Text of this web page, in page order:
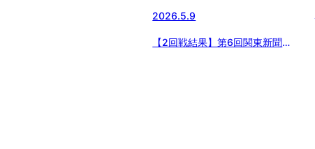
2026.5.9
【2回戦結果】第6回関東新聞販